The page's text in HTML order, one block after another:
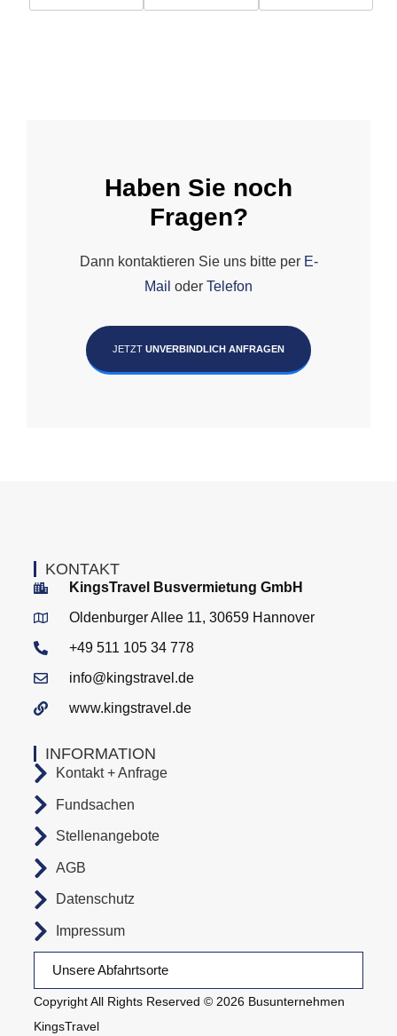
Haben Sie noch
Fragen?
Dann kontaktieren Sie uns bitte per E-
Mail oder Telefon
JETZT UNVERBINDLICH ANFRAGEN
Copyright All Rights Reserved © 2026 Busunternehmen
KingsTravel
Unsere Abfahrtsorte
INFORMATION
Kontakt + Anfrage
Fundsachen
Stellenangebote
AGB
Datenschutz
Impressum
KONTAKT
KingsTravel Busvermietung GmbH
Oldenburger Allee 11, 30659 Hannover
+49 511 105 34 778
info@kingstravel.de
www.kingstravel.de